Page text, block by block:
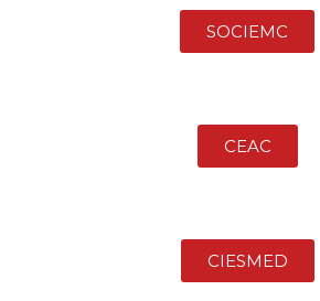
SOCIEMC
CEAC
CIESMED